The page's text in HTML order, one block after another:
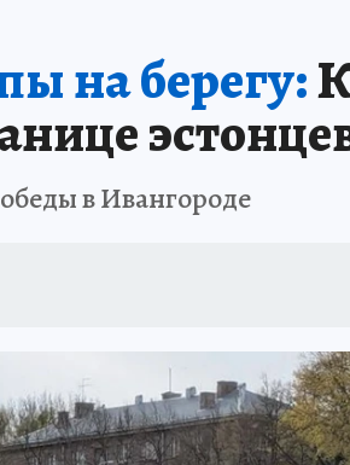
на берегу:
в Ивангороде